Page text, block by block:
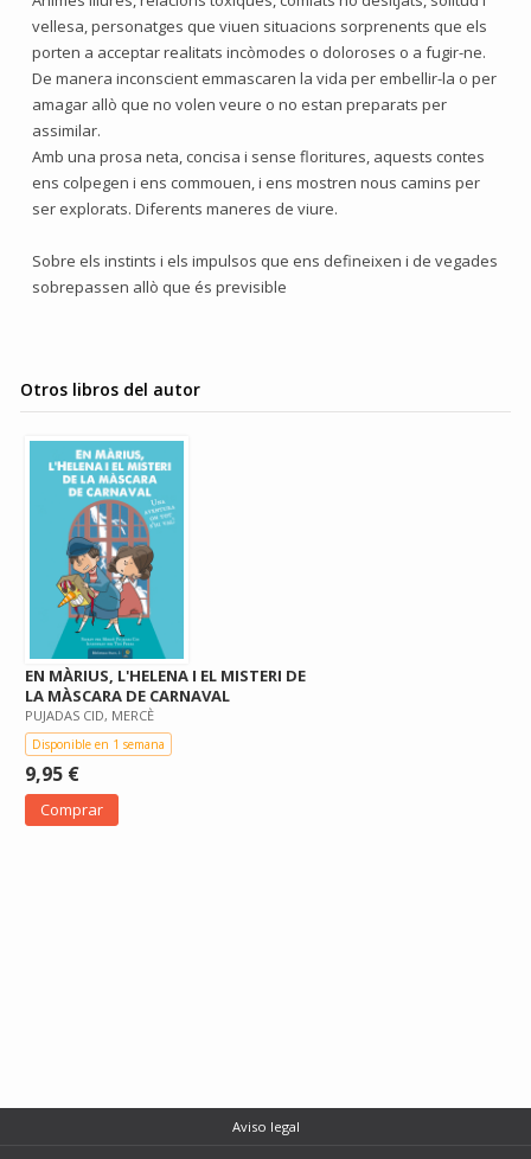
vellesa, personatges que viuen situacions sorprenents que els
porten a acceptar realitats incòmodes o doloroses o a fugir-ne.
De manera inconscient emmascaren la vida per embellir-la o per
amagar allò que no volen veure o no estan preparats per
assimilar.
Amb una prosa neta, concisa i sense floritures, aquests contes
ens colpegen i ens commouen, i ens mostren nous camins per
ser explorats. Diferents maneres de viure.
Sobre els instints i els impulsos que ens defineixen i de vegades
sobrepassen allò que és previsible
Otros libros del autor
EN MÀRIUS, L'HELENA I EL MISTERI DE
LA MÀSCARA DE CARNAVAL
PUJADAS CID, MERCÈ
Disponible en 1 semana
9,95 €
Comprar
Aviso legal